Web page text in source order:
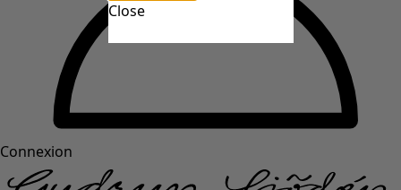
Connexion
Close